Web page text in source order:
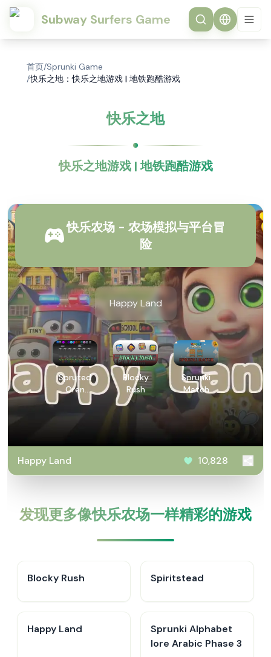
Subway Surfers Game
首页/Sprunki Game
/快乐之地：快乐之地游戏 | 地铁跑酷游戏
快乐之地
快乐之地游戏 | 地铁跑酷游戏
快乐农场 - 农场模拟与平台冒
险
Happy Land
Spruted
Oren
Treatment
Blocky
Rush
Sprunki
Match
Happy Land 10,828
发现更多像快乐农场一样精彩的游戏
Blocky Rush Spiritstead
Happy Land
Sprunki Alphabet
lore Arabic Phase 3